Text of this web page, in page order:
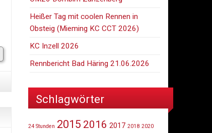
Heißer Tag mit coolen Rennen in
Obsteig (Mieming KC CCT 2026)
KC Inzell 2026
Rennbericht Bad Häring 21.06.2026
Schlagwörter
24 Stunden 2015 2016 2017 2018 2020